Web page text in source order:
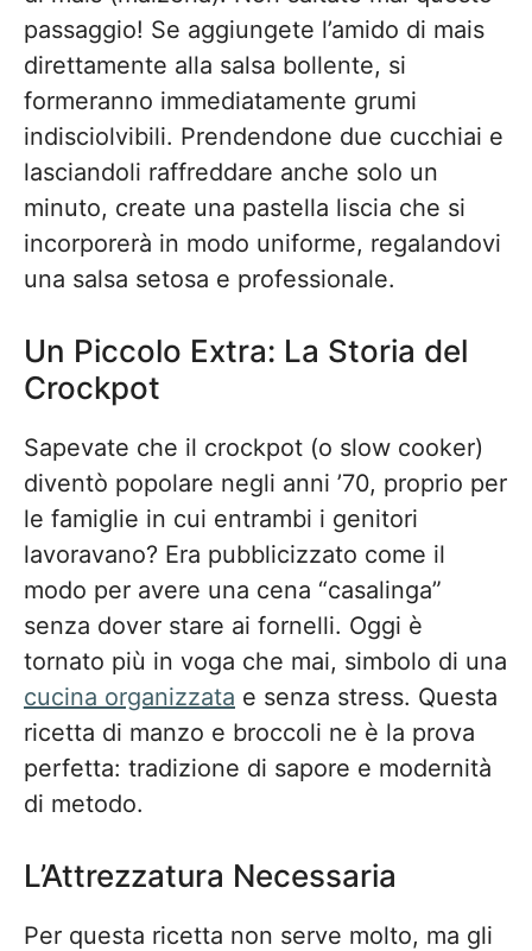
passaggio! Se aggiungete l’amido di mais
direttamente alla salsa bollente, si
formeranno immediatamente grumi
indisciolvibili. Prendendone due cucchiai e
lasciandoli raffreddare anche solo un
minuto, create una pastella liscia che si
incorporerà in modo uniforme, regalandovi
una salsa setosa e professionale.
Un Piccolo Extra: La Storia del
Crockpot
Sapevate che il crockpot (o slow cooker)
diventò popolare negli anni ’70, proprio per
le famiglie in cui entrambi i genitori
lavoravano? Era pubblicizzato come il
modo per avere una cena “casalinga”
senza dover stare ai fornelli. Oggi è
tornato più in voga che mai, simbolo di una
cucina organizzata e senza stress. Questa
ricetta di manzo e broccoli ne è la prova
perfetta: tradizione di sapore e modernità
di metodo.
L’Attrezzatura Necessaria
Per questa ricetta non serve molto, ma gli